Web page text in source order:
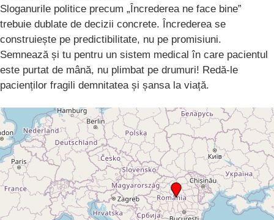
​Sloganurile politice precum „Încrederea ne face bine”
trebuie dublate de decizii concrete. Încrederea se
construiește pe predictibilitate, nu pe promisiuni.
​Semnează și tu pentru un sistem medical în care pacientul
este purtat de mână, nu plimbat pe drumuri! Redă-le
pacienților fragili demnitatea și șansa la viață.